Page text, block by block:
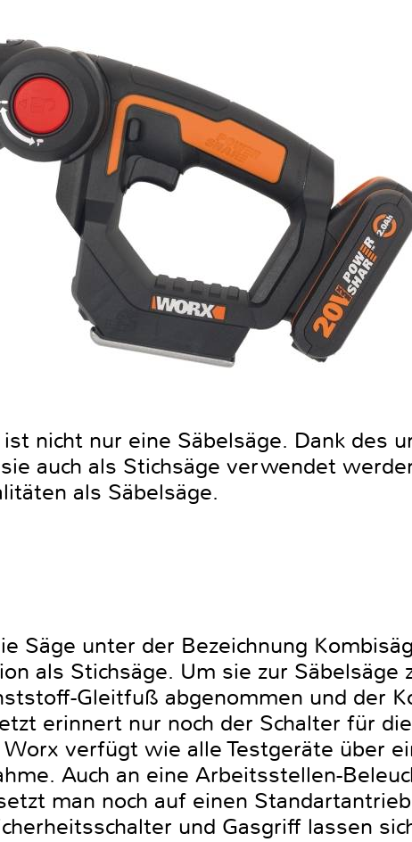
nicht nur eine Säbelsäge. Dank des
auch als Stichsäge verwendet
als Säbelsäge.
Säge unter der Bezeichnung
als Stichsäge. Um sie zur Säbelsäge
Gleitfuß abgenommen und der
erinnert nur noch der Schalter für
verfügt wie alle Testgeräte über
Auch an eine Arbeitsstellen-
man noch auf einen
und Gasgriff lassen